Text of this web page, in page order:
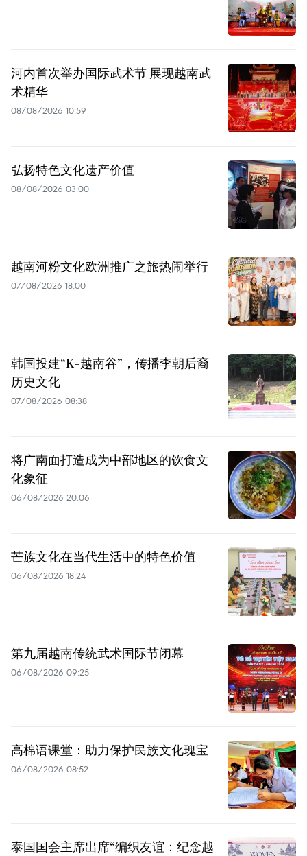
河内首次举办国际武术节 展现越南武
术精华
08/08/2026 10:59
弘扬特色文化遗产价值
08/08/2026 03:00
越南河粉文化欧洲推广之旅热闹举行
07/08/2026 18:00
韩国投建“K-越南谷”，传播李朝后裔
历史文化
07/08/2026 08:38
将广南面打造成为中部地区的饮食文
化象征
06/08/2026 20:06
芒族文化在当代生活中的特色价值
06/08/2026 18:24
第九届越南传统武术国际节闭幕
06/08/2026 09:25
高棉语课堂：助力保护民族文化瑰宝
06/08/2026 08:52
泰国国会主席出席“编织友谊：纪念越